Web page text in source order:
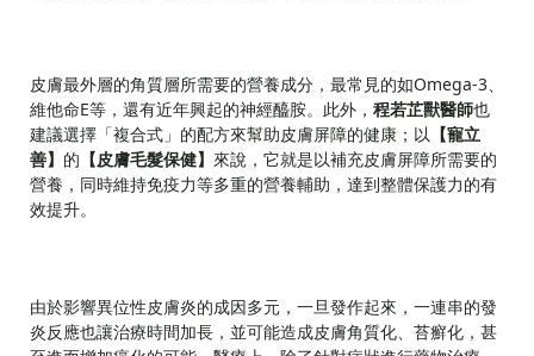
皮膚最外層的角質層所需要的營養成分，最常見的如Omega-3、
維他命E等，還有近年興起的神經醯胺。此外， 程若芷獸醫師也
建議選擇「複合式」的配方來幫助皮膚屏障的健康；以 【寵立
善】 的 【皮膚毛髮保健】 來說，它就是以補充皮膚屏障所需要的
營養，同時維持免疫力等多重的營養輔助，達到整體保護力的有
效提升。
由於影響異位性皮膚炎的成因多元，一旦發作起來，一連串的發
炎反應也讓治療時間加長，並可能造成皮膚角質化、苔癬化，甚